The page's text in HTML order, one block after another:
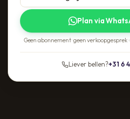
Plan via
Geen abonnement · geen verkoopgesprek
Liever bellen?+31 6